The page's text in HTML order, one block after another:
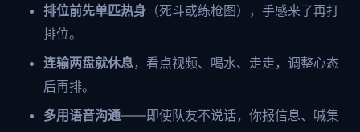
排位前先单匹热身（死斗或练枪图），手感来了再打
排位。
连输两盘就休息，看点视频、喝水、走走，调整心态
后再排。
多用语音沟通——即使队友不说话，你报信息、喊集